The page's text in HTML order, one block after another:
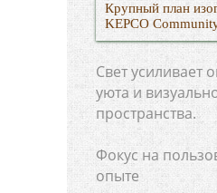
Крупный план
KEPCO
Свет усиливает
уюта и
пространства.
Фокус на
опыте